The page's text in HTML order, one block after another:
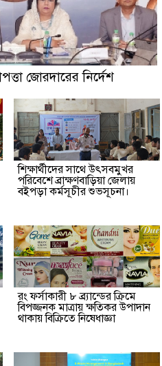
জোরদারের নির্দেশ
শিক্ষার্থীদের সাথে উৎসবমুখর
পরিবেশে ব্রাক্ষণবাড়িয়া জেলায়
বইপড়া কর্মসূচীর শুভসূচনা।
রং ফর্সাকারী ৮ ব্র্যান্ডের ক্রিমে
বিপজ্জনক মাত্রায় ক্ষতিকর উপাদান
থাকায় বিক্রিতে নিষেধাজ্ঞা